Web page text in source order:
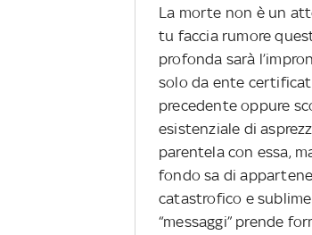
La morte non è un
tu faccia rumore
profonda sarà
solo da ente
precedente oppure
esistenziale di
parentela con essa,
fondo sa di
catastrofico e
“messaggi” prende